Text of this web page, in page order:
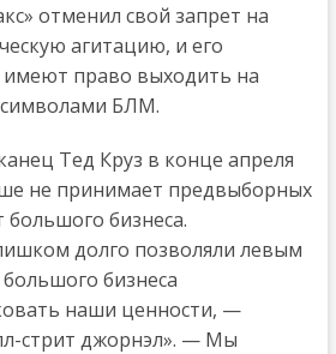
отменил свой запрет на
агитацию, и его
имеют право выходить на
символами БЛМ.
Тед Круз в конце апреля
не принимает предвыборных
бизнеса.
долго позволяли левым
бизнеса
наши ценности, —
стрит джорнэл». — Мы